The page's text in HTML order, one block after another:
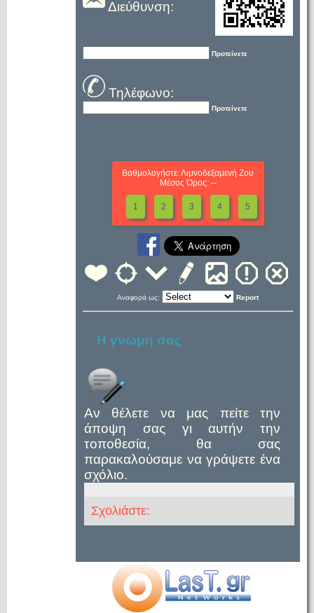
Διεύθυνση:
Προτείνετε
Τηλέφωνο:
Προτείνετε
Βαθμολογήστε: Λιμνοδεξαμενή Ζου
Μέσος Όρος: --
1 2 3 4 5
Αναφορά ως: Report
Η γνώμη σας
Αν θέλετε να μας πείτε την
άποψη σας γι αυτήν την
τοποθεσία, θα σας
παρακαλούσαμε να γράψετε ένα
σχόλιο.
Σχολιάστε: